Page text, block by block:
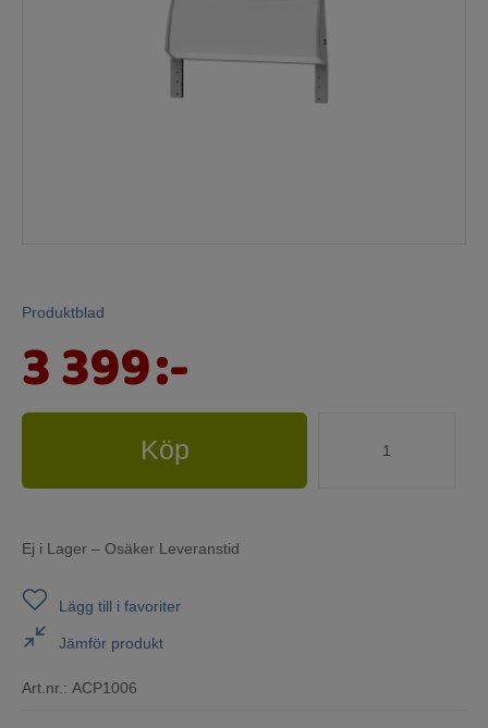
Produktblad
3 399:-
Köp
Ej i Lager – Osäker Leveranstid
Lägg till i favoriter
Jämför produkt
Art.nr.: ACP1006